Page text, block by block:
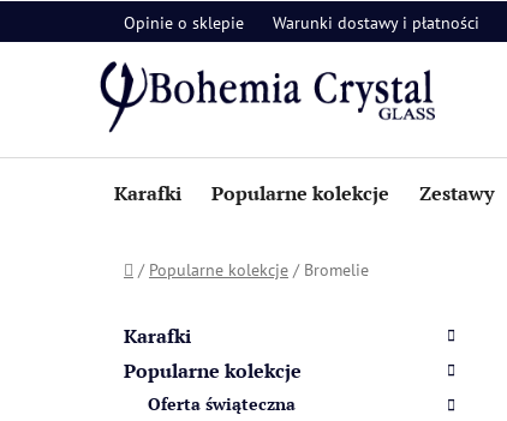
do
Opinie o sklepie Warunki dostawy i płatności
Karafki Popularne kolekcje Zestawy
Home
/ Popularne kolekcje / Bromelie
kategorie
Karafki
Popularne kolekcje
Oferta świąteczna